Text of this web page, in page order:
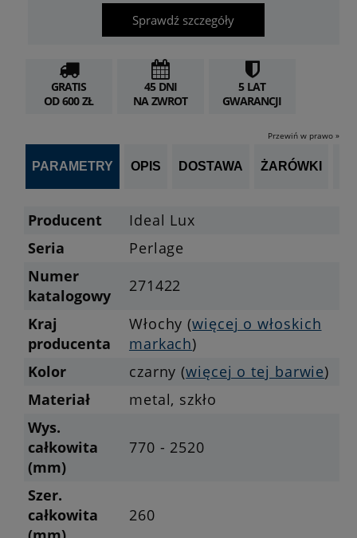
Sprawdź szczegóły
GRATIS
OD 600 ZŁ
45 DNI
NA ZWROT
5 LAT
GWARANCJI
Przewiń w prawo »
PARAMETRY OPIS DOSTAWA ŻARÓWKI
Producent
Ideal Lux
Seria
Perlage
Numer
katalogowy
271422
Kraj
producenta
Włochy (więcej o włoskich
markach)
Kolor
czarny (więcej o tej barwie)
Materiał
metal, szkło
Wys.
całkowita
(mm)
770 - 2520
Szer.
całkowita
260